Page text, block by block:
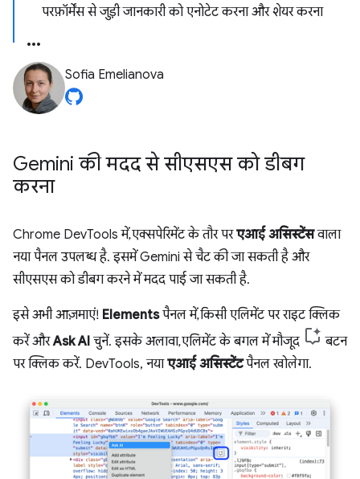
परफ़ॉर्मेंस से जुड़ी जानकारी को एनोटेट करना और शेयर करना
Sofia Emelianova
Gemini की मदद से सीएसएस को डीबग
करना
Chrome DevTools में, एक्सपेरिमेंट के तौर परएआई असिस्टेंसवाला
नया पैनल उपलब्ध है. इसमें Gemini से चैट की जा सकती है और
सीएसएस को डीबग करने में मदद पाई जा सकती है.
इसे अभी आज़माएं! Elementsपैनल में, किसी एलिमेंट पर राइट क्लिक
करें औरAsk AI चुनें. इसके अलावा, एलिमेंट के बगल में मौजूद
बटन
पर क्लिक करें. DevTools, नयाएआई असिस्टेंटपैनल खोलेगा.